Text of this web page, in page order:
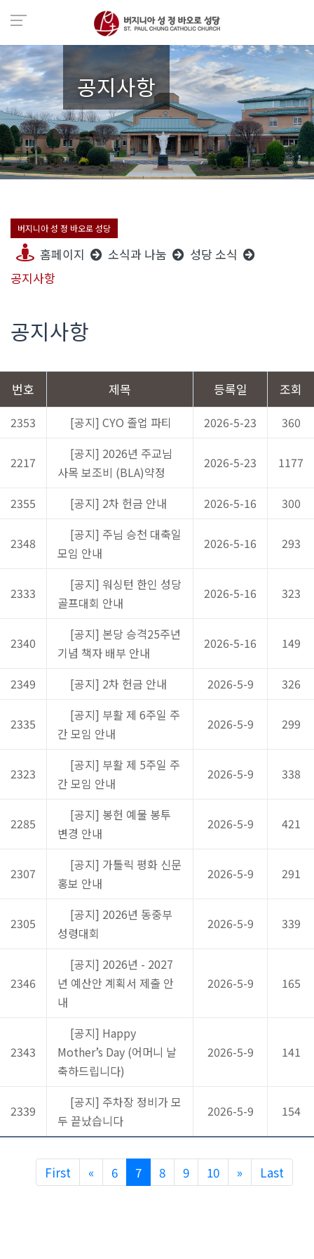
공지사항
버지니아 성 정 바오로 성당
홈페이지 소식과 나눔
성당 소식
공지사항
공지사항
번호 제목 등록일 조회
2353 [공지] CYO 졸업 파티 2026-5-23 360
2217
[공지] 2026년 주교님
사목 보조비 (BLA)약정
2026-5-23 1177
2355 [공지] 2차 헌금 안내 2026-5-16 300
2348
[공지] 주님 승천 대축일
모임 안내
2026-5-16 293
2333
[공지] 워싱턴 한인 성당
골프대회 안내
2026-5-16 323
2340
[공지] 본당 승격25주년
기념 책자 배부 안내
2026-5-16 149
2349 [공지] 2차 헌금 안내 2026-5-9 326
2335
[공지] 부활 제 6주일 주
간 모임 안내
2026-5-9 299
2323
[공지] 부활 제 5주일 주
간 모임 안내
2026-5-9 338
2285
[공지] 봉헌 예물 봉투
변경 안내
2026-5-9 421
2307
[공지] 가톨릭 평화 신문
홍보 안내
2026-5-9 291
2305
[공지] 2026년 동중부
성령대회
2026-5-9 339
2346
[공지] 2026년 - 2027
년 예산안 계획서 제출 안
내
2026-5-9 165
2343
[공지] Happy
Mother’s Day (어머니 날
축하드립니다)
2026-5-9 141
2339
[공지] 주차장 정비가 모
두 끝났습니다
2026-5-9 154
First «Previous
6 7 8 9 10 »NextLast